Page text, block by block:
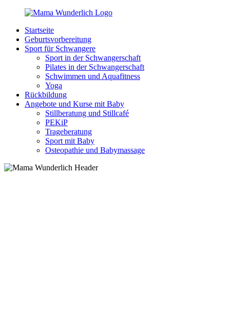
Zurück
Inhalt
MamaWunderlich.de
Mutti
sein
wunderbar!
Startseite
Geburtsvorbereitung
Sport für Schwangere
Sport in der Schwangerschaft
Pilates in der Schwangerschaft
Schwimmen und Aquafitness
Yoga
Rückbildung
Angebote und Kurse mit Baby
Stillberatung und Stillcafé
PEKiP
Trageberatung
Sport mit Baby
Osteopathie und Babymassage